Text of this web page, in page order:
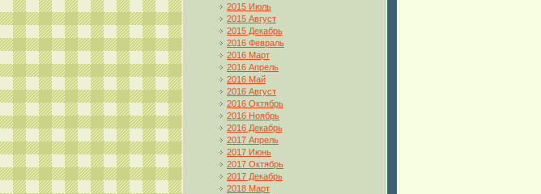
2015 Июль
2015 Август
2015 Декабрь
2016 Февраль
2016 Март
2016 Апрель
2016 Май
2016 Август
2016 Октябрь
2016 Ноябрь
2016 Декабрь
2017 Апрель
2017 Июнь
2017 Октябрь
2017 Декабрь
2018 Март